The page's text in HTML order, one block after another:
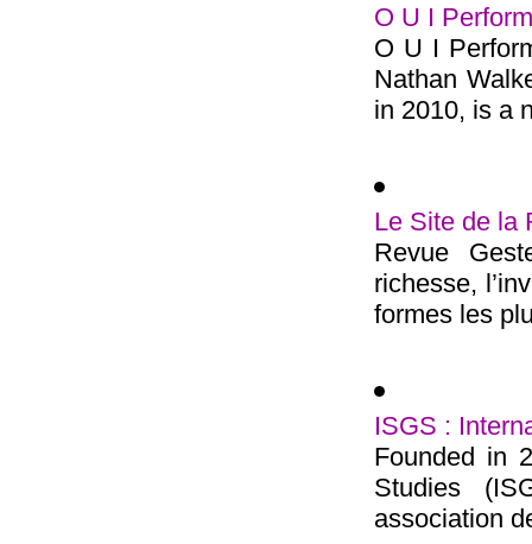
O U I
O U I
Nathan
in 2010, is a
Le Site de la
Revue
richesse,
formes les
ISGS :
Founded in
Studies
association